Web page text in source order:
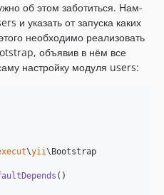
об этом заботиться. Нам-
и указать от запуска каких
необходимо реализовать
объявив в нём все
настройку модуля users:
\yii\Bootstrap
()